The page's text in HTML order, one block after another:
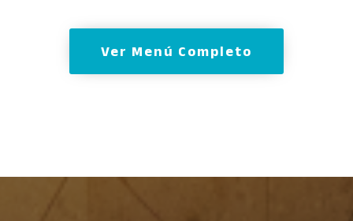
Ver Menú Completo